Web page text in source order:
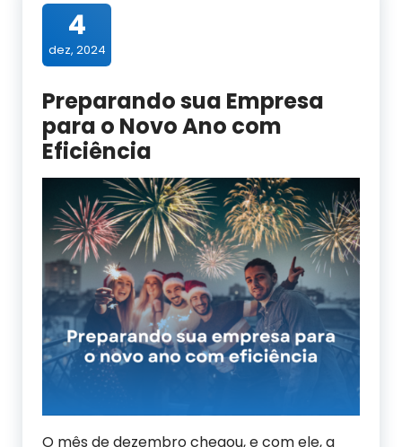
4
dez, 2024
Preparando sua Empresa
para o Novo Ano com
Eficiência
O mês de dezembro chegou, e com ele, a